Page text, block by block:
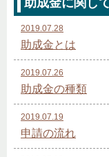
2019.07.28
助成金とは
2019.07.26
助成金の種類
2019.07.19
申請の流れ